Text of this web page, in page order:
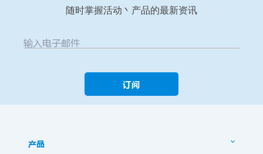
随时掌握活动丶产品的最新资讯
输入电子邮件
订阅
产品